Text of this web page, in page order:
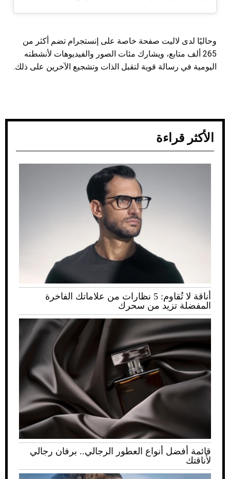
وحاليًا لدى لاليت صفحة خاصة على إنستجرام تضم أكثر من
265 ألف متابع، ويشارك مئات الصور والفيديوهات لأنشطته
اليومية في رسالة قوية لتقبل الذات وتشجيع الآخرين على ذلك.
الأكثر قراءة
أناقة لا تُقاوم: 5 نظارات من علاماتك الفاخرة
المفضلة تزيد من سحرك
قائمة أفضل أنواع العطور الرجالي.. برفان رجالي
لأناقتك